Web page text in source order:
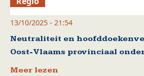
13/10/2025 - 21:54
Neutraliteit en
Oost-Vlaams provinciaal
Meer lezen